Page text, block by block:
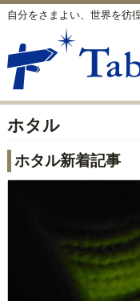
自分をさまよい、世界を彷
ホタル
ホタル新着記事